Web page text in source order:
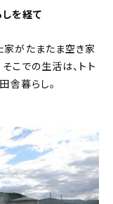
を経て
がたまたま空き家
こでの生活は、トト
舎暮らし。